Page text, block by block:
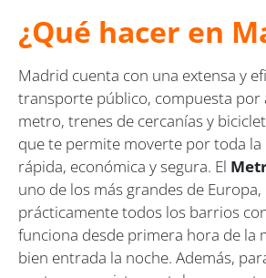
¿Qué hacer en
Madrid cuenta con una extensa y
transporte público, compuesta por
metro, trenes de cercanías y
que te permite moverte por toda
rápida, económica y segura. El
uno de los más grandes de Europa,
prácticamente todos los barrios
funciona desde primera hora de la
bien entrada la noche. Además,